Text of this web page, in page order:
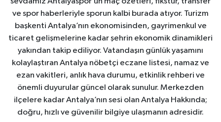
ve spor haberleriyle sporun kalbi burada atıyor. Turizm
başkenti Antalya’nın ekonomisinden, gayrimenkul ve
ticaret gelişmelerine kadar şehrin ekonomik dinamikleri
yakından takip ediliyor. Vatandaşın günlük yaşamını
kolaylaştıran Antalya nöbetçi eczane listesi, namaz ve
ezan vakitleri, anlık hava durumu, etkinlik rehberi ve
önemli duyurular güncel olarak sunulur. Merkezden
ilçelere kadar Antalya’nın sesi olan Antalya Hakkında;
doğru, hızlı ve güvenilir bilgiye ulaşmanın adresidir.